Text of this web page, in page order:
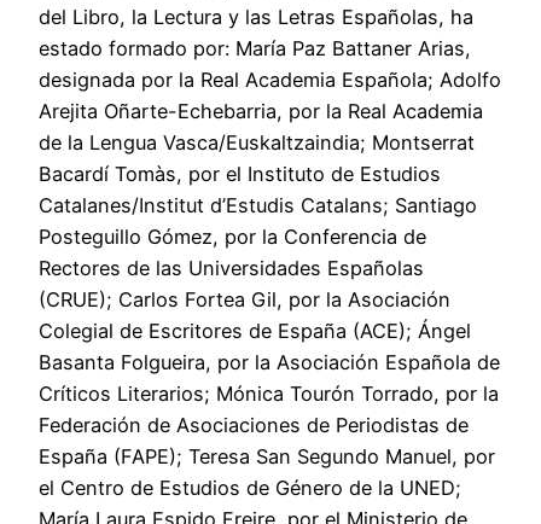
del Libro, la Lectura y las Letras Españolas, ha
estado formado por: María Paz Battaner Arias,
designada por la Real Academia Española; Adolfo
Arejita Oñarte-Echebarria, por la Real Academia
de la Lengua Vasca/Euskaltzaindia; Montserrat
Bacardí Tomàs, por el Instituto de Estudios
Catalanes/Institut d’Estudis Catalans; Santiago
Posteguillo Gómez, por la Conferencia de
Rectores de las Universidades Españolas
(CRUE); Carlos Fortea Gil, por la Asociación
Colegial de Escritores de España (ACE); Ángel
Basanta Folgueira, por la Asociación Española de
Críticos Literarios; Mónica Tourón Torrado, por la
Federación de Asociaciones de Periodistas de
España (FAPE); Teresa San Segundo Manuel, por
el Centro de Estudios de Género de la UNED;